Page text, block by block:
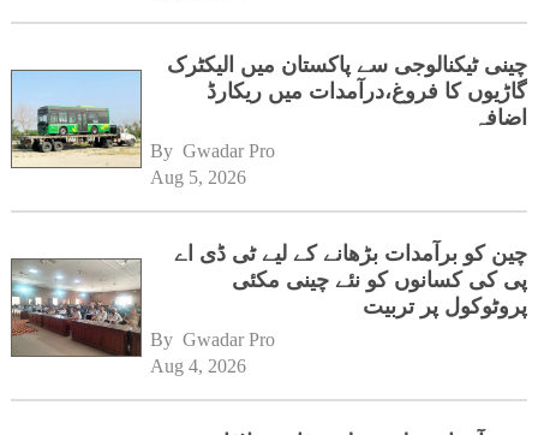
چینی ٹیکنالوجی سے پاکستان میں الیکٹرک
گاڑیوں کا فروغ،درآمدات میں ریکارڈ
اضافہ
By Gwadar Pro
Aug 5, 2026
چین کو برآمدات بڑھانے کے لیے ٹی ڈی اے
پی کی کسانوں کو نئے چینی مکئی
پروٹوکول پر تربیت
By Gwadar Pro
Aug 4, 2026